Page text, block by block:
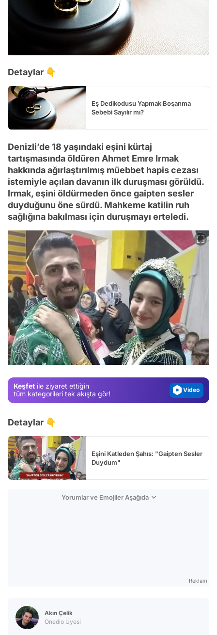
Detaylar 👇
Eş Dedikodusu Yapmak Boşanma
Sebebi Sayılır mı?
Denizli’de 18 yaşındaki eşini kürtaj
tartışmasında öldüren Ahmet Emre Irmak
hakkında ağırlaştırılmış müebbet hapis cezası
istemiyle açılan davanın ilk duruşması görüldü.
Irmak, eşini öldürmeden önce gaipten sesler
duyduğunu öne sürdü. Mahkeme katilin ruh
sağlığına bakılması için duruşmayı erteledi.
Keşfet ile ziyaret ettiğin
tüm kategorileri tek akışta gör!
Test
Gündem
Magazin
Video
Test
Detaylar 👇
Eşini Katleden Şahıs: "Gaipten Sesler
Duydum"
Yorumlar ve Emojiler Aşağıda
Reklam
Akın Çelik
Onedio Üyesi